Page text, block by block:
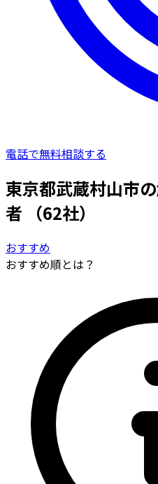
電話で無料相談する
東京都武蔵村山市
者
（62社）
おすすめ
おすすめ順とは？